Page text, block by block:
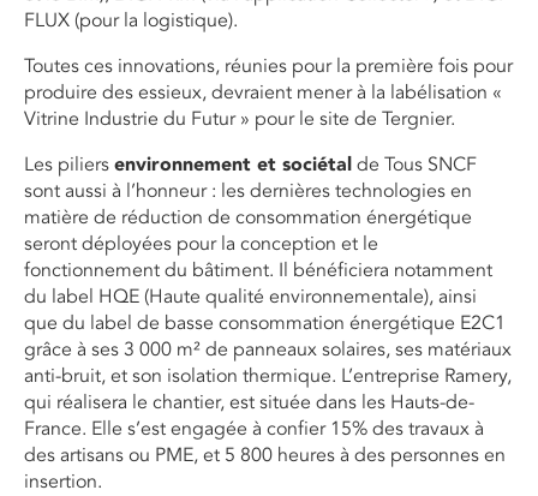
FLUX (pour la logistique).
Toutes ces innovations, réunies pour la première fois pour
produire des essieux, devraient mener à la labélisation «
Vitrine Industrie du Futur » pour le site de Tergnier.
Les piliers environnement et sociétal de Tous SNCF
sont aussi à l’honneur : les dernières technologies en
matière de réduction de consommation énergétique
seront déployées pour la conception et le
fonctionnement du bâtiment. Il bénéficiera notamment
du label HQE (Haute qualité environnementale), ainsi
que du label de basse consommation énergétique E2C1
grâce à ses 3 000 m² de panneaux solaires, ses matériaux
anti-bruit, et son isolation thermique. L’entreprise Ramery,
qui réalisera le chantier, est située dans les Hauts-de-
France. Elle s’est engagée à confier 15% des travaux à
des artisans ou PME, et 5 800 heures à des personnes en
insertion.